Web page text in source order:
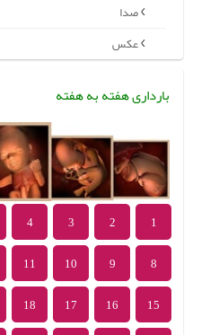
صدا
عکس
بارداری هفته به هفته
1
2
3
4
8
9
10
11
15
16
17
18